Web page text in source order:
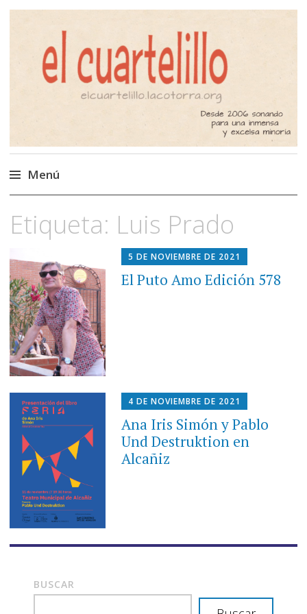
El Cuartelillo
Programa de radio de música
independiente. Podcast
Menú
al
contenido
Etiqueta: Luis Prado
5 DE NOVIEMBRE DE 2021
El Puto Amo Edición 578
4 DE NOVIEMBRE DE 2021
Ana Iris Simón y Pablo
Und Destruktion en
Alcañiz
BUSCAR